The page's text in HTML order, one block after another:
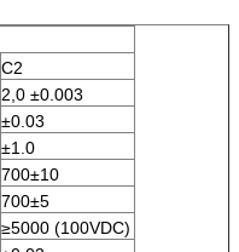
C2
2,0 ±0.003
±0.03
±1.0
700±10
700±5
≥5000 (100VDC)